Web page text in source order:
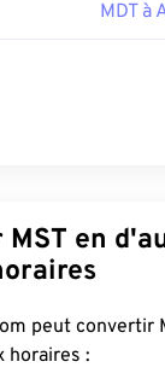
MDT à
en
peut convertir
horaires :